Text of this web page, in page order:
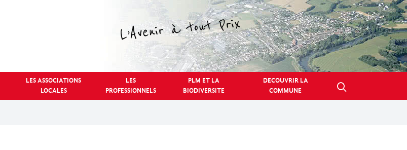
LES ASSOCIATIONS
LOCALES
LES
PROFESSIONNELS
PLM ET LA
BIODIVERSITE
DECOUVRIR LA
COMMUNE